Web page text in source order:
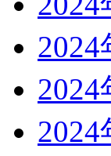
2024
2024
2024